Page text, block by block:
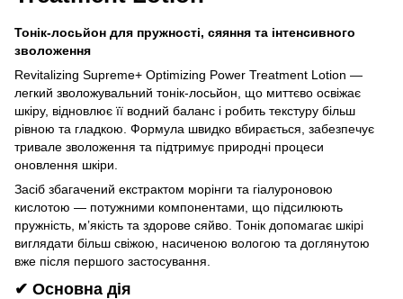
Тонік-лосьйон для пружності, сяяння та інтенсивного
зволоження
Revitalizing Supreme+ Optimizing Power Treatment Lotion —
легкий зволожувальний тонік-лосьйон, що миттєво освіжає
шкіру, відновлює її водний баланс і робить текстуру більш
рівною та гладкою. Формула швидко вбирається, забезпечує
тривале зволоження та підтримує природні процеси
оновлення шкіри.
Засіб збагачений екстрактом морінги та гіалуроновою
кислотою — потужними компонентами, що підсилюють
пружність, м’якість та здорове сяйво. Тонік допомагає шкірі
виглядати більш свіжою, насиченою вологою та доглянутою
вже після першого застосування.
✔ Основна дія